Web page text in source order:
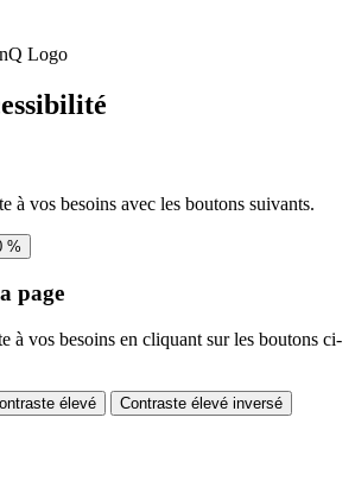
à vos besoins avec les boutons suivants.
%
page
à vos besoins en cliquant sur les boutons ci-
élevé Contraste élevé inversé